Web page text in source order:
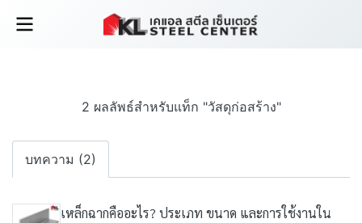
2 ผลลัพธ์สำหรับแท็ก "วัสดุก่อสร้าง"
บทความ (2)
เหล็กฉากคืออะไร? ประเภท ขนาด และการใช้งานใน